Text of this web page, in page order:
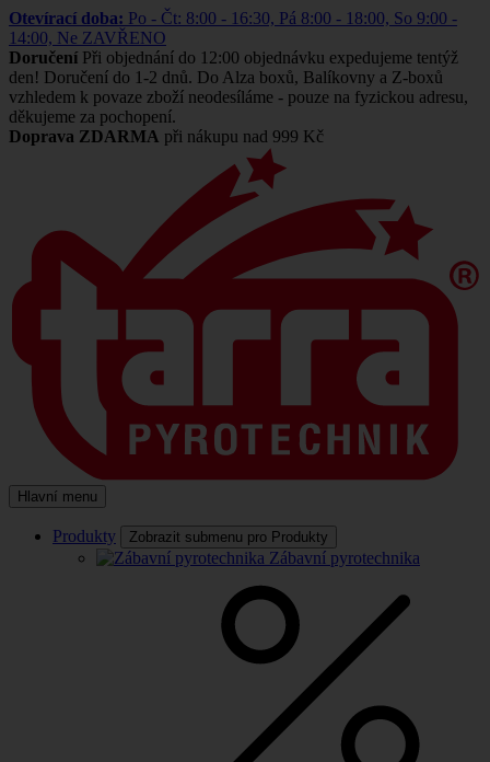
Otevírací doba: Po - Čt: 8:00 - 16:30, Pá 8:00 - 18:00, So 9:00 -
14:00, Ne ZAVŘENO
Doručení Při objednání do 12:00 objednávku expedujeme tentýž
den! Doručení do 1-2 dnů. Do Alza boxů, Balíkovny a Z-boxů
vzhledem k povaze zboží neodesíláme - pouze na fyzickou adresu,
děkujeme za pochopení.
Doprava ZDARMA při nákupu nad 999 Kč
Hlavní menu
Produkty Zobrazit submenu pro Produkty
Zábavní pyrotechnika